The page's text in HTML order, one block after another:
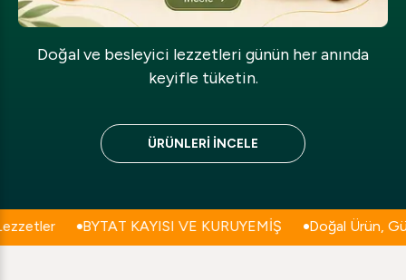
Doğal ve besleyici lezzetleri günün her anında
keyifle tüketin.
ÜRÜNLERİ İNCELE
BYTAT KAYISI VE KURUYEMİŞ Doğal Ürün, Güvenli